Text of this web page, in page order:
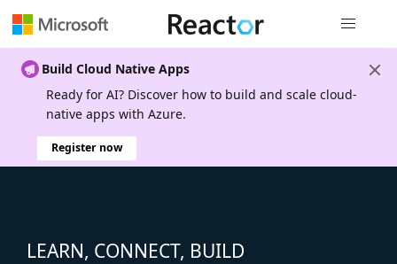
Build Cloud Native Apps
Ready for AI? Discover how to build and scale cloud-
native apps with Azure.
Register now
LEARN, CONNECT, BUILD